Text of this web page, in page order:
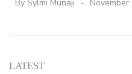
By Sylmi Munaji November
LATEST